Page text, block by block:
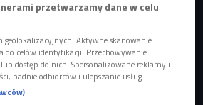
Katarzyny Krakowiak, rysunek autorki,
będzie można oglądać najnowszą
"Powstanie i upadek
przetwarzamy dane w celu
geolokalizacyjnych. Aktywne skanowanie
do celów identyfikacji. Przechowywanie
dostęp do nich. Spersonalizowane reklamy i
badnie odbiorców i ulepszanie usług.